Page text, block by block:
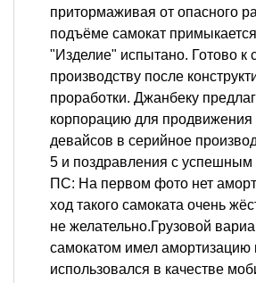
притормаживая от опасного
подъёме самокат примыкается
"Изделие" испытано. Готово к
производству после
проработки. Джанбеку
корпорацию для
девайсов в серийное
5 и поздравления с
ПС: На первом фото нет
ход такого самоката очень
не желательно.Грузовой
самокатом имел амортизацию
использовался в качестве